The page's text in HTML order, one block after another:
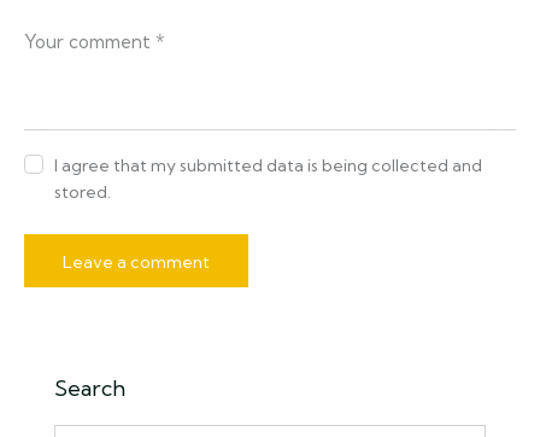
I agree that my submitted data is being collected and
stored.
Search